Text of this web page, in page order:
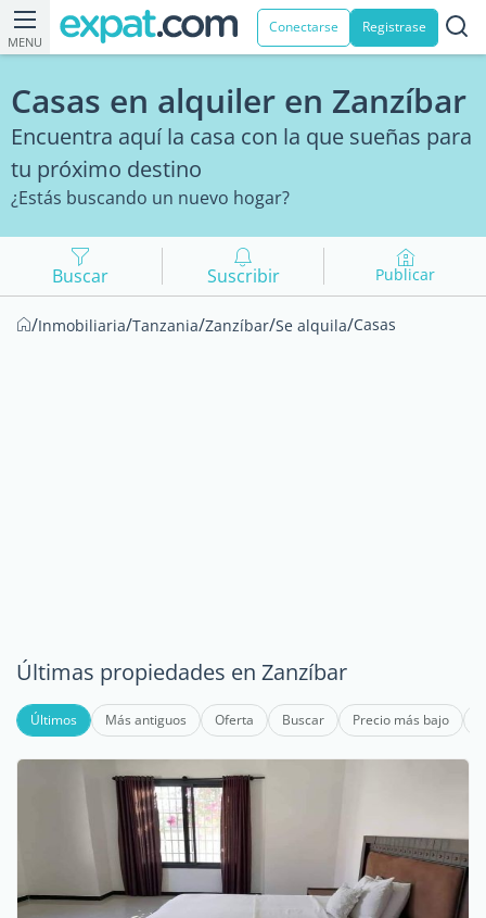
MENU
Conectarse Registrase
Casas en alquiler en Zanzíbar
Encuentra aquí la casa con la que sueñas para
tu próximo destino
¿Estás buscando un nuevo hogar?
Buscar Suscribir Publicar
/Inmobiliaria/Tanzania/Zanzíbar/Se alquila/Casas
Últimas propiedades en Zanzíbar
Últimos Más antiguos Oferta Buscar Precio más bajo